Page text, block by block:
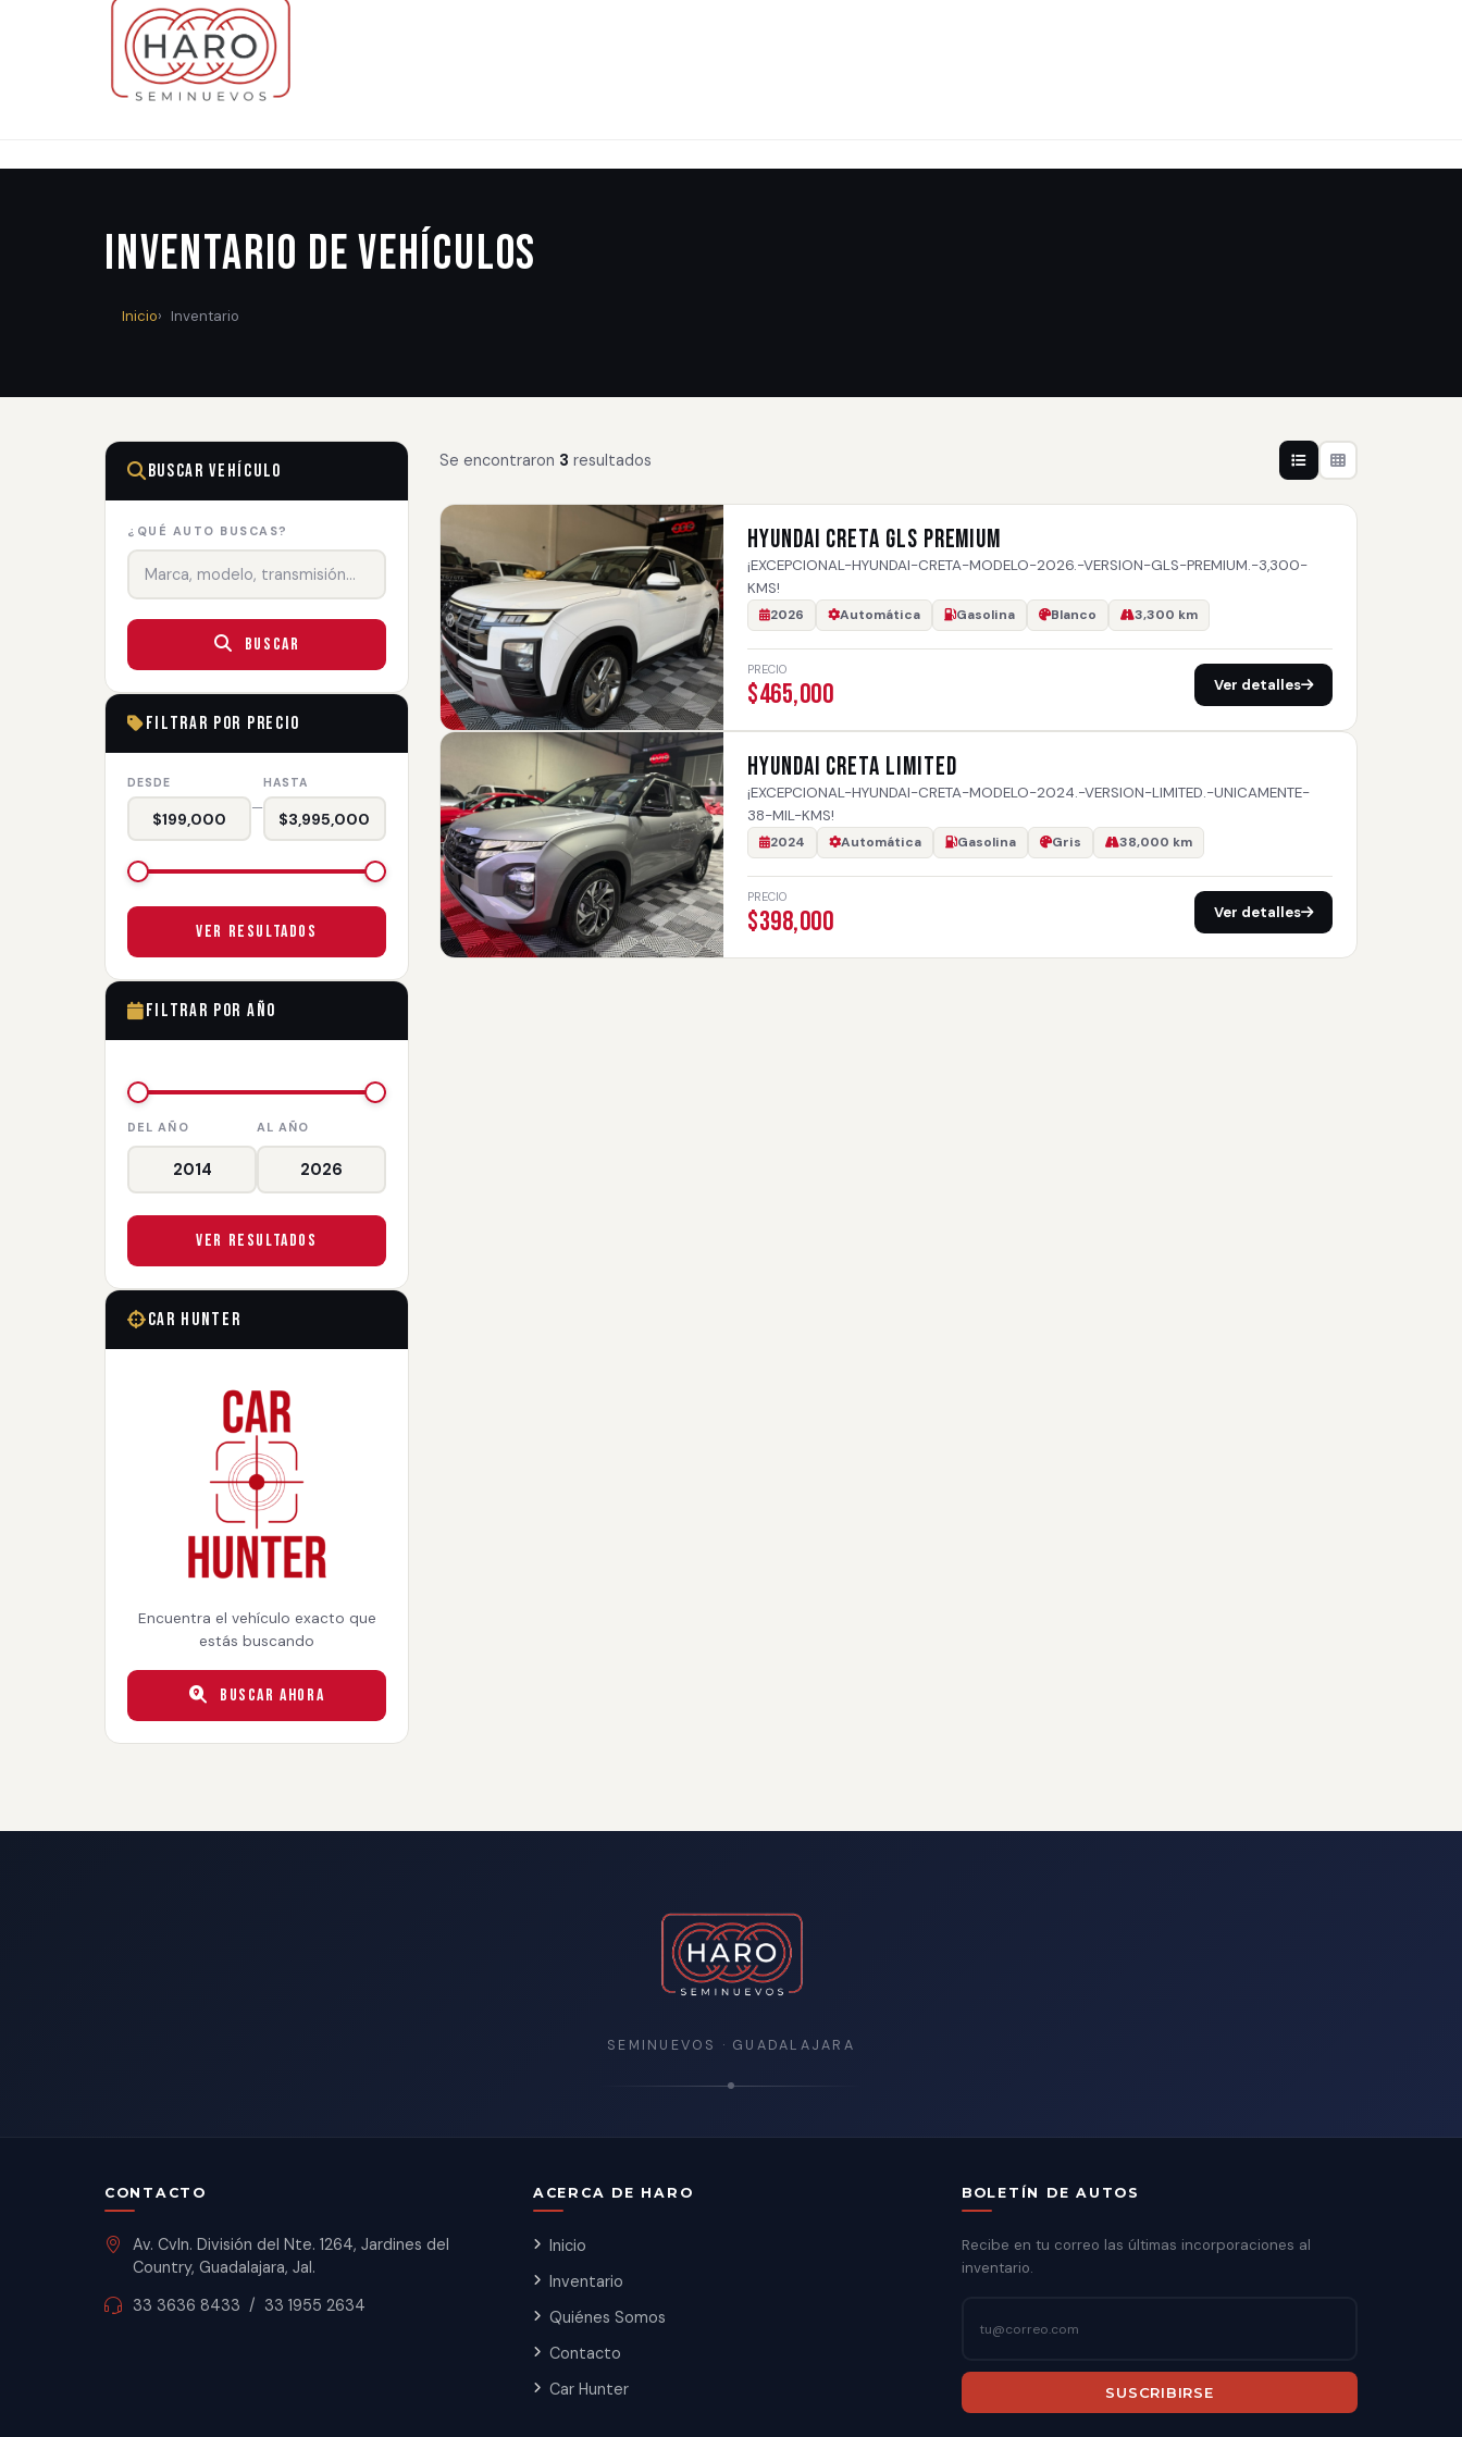
Inventario de Vehículos
Inicio Inventario
Buscar Vehículo
¿QUÉ AUTO BUSCAS?
Buscar
Filtrar por Precio
DESDE
$199,000
—
HASTA
$3,995,000
Ver Resultados
Filtrar por Año
DEL AÑO AL AÑO
Ver Resultados
Car Hunter
Encuentra el vehículo exacto que
estás buscando
Buscar Ahora
Se encontraron 3 resultados
HYUNDAI CRETA GLS PREMIUM
¡EXCEPCIONAL-HYUNDAI-CRETA-MODELO-2026.-VERSION-GLS-PREMIUM.-3,300-
KMS!
2026 Automática Gasolina Blanco 3,300 km
PRECIO
$465,000 Ver detalles
HYUNDAI CRETA LIMITED
¡EXCEPCIONAL-HYUNDAI-CRETA-MODELO-2024.-VERSION-LIMITED.-UNICAMENTE-
38-MIL-KMS!
2024 Automática Gasolina Gris 38,000 km
PRECIO
$398,000 Ver detalles
SEMINUEVOS · GUADALAJARA
CONTACTO
Av. Cvln. División del Nte. 1264, Jardines del
Country, Guadalajara, Jal.
33 3636 8433 / 33 1955 2634
ACERCA DE HARO
Inicio
Inventario
Quiénes Somos
Contacto
Car Hunter
BOLETÍN DE AUTOS
Recibe en tu correo las últimas incorporaciones al
inventario.
SUSCRIBIRSE